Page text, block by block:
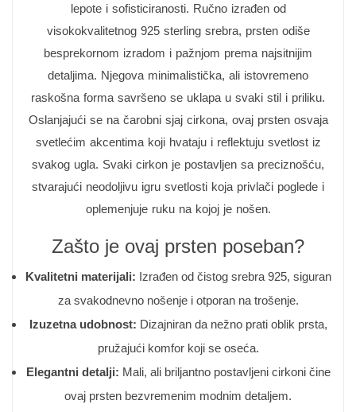
lepote i sofisticiranosti. Ručno izrađen od
visokokvalitetnog 925 sterling srebra, prsten odiše
besprekornom izradom i pažnjom prema najsitnijim
detaljima. Njegova minimalistička, ali istovremeno
raskošna forma savršeno se uklapa u svaki stil i priliku.
Oslanjajući se na čarobni sjaj cirkona, ovaj prsten osvaja
svetlećim akcentima koji hvataju i reflektuju svetlost iz
svakog ugla. Svaki cirkon je postavljen sa preciznošću,
stvarajući neodoljivu igru svetlosti koja privlači poglede i
oplemenjuje ruku na kojoj je nošen.
Zašto je ovaj prsten poseban?
Kvalitetni materijali: Izrađen od čistog srebra 925, siguran
za svakodnevno nošenje i otporan na trošenje.
Izuzetna udobnost: Dizajniran da nežno prati oblik prsta,
pružajući komfor koji se oseća.
Elegantni detalji: Mali, ali briljantno postavljeni cirkoni čine
ovaj prsten bezvremenim modnim detaljem.